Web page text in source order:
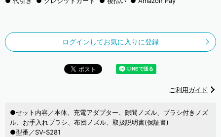
ログインしてお気に入りに登録
ご利用ガイド
●セット内容／本体、充電アダプター、隙間ノズル、ブラシ付きノズ
ル、お手入れブラシ、布団ノズル、取扱説明書(保証書)
●型番／SV-S281